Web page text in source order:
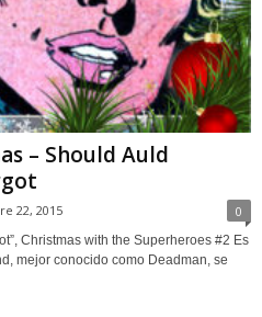
– Should Auld
22, 2015 0
Christmas with the Superheroes #2 Es
mejor conocido como Deadman, se